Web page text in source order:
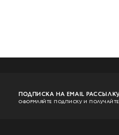
ПОДПИСКА НА EMAIL
ОФОРМЛЯЙТЕ ПОДПИСКУ И